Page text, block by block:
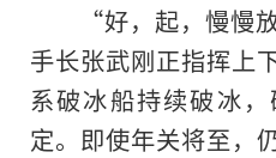
“好，起，慢慢
手长张武刚正指挥上
系破冰船持续破冰
定。即使年关将至，